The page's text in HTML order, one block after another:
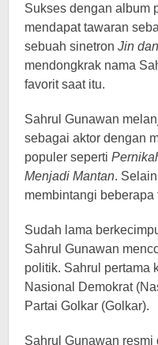
Sukses dengan album
mendapat tawaran
sebuah sinetron Jin
mendongkrak nama
favorit saat itu.
Sahrul Gunawan
sebagai aktor dengan
populer seperti
Menjadi Mantan.
membintangi
Sudah lama
Sahrul Gunawan
politik. Sahrul pertama
Nasional Demokrat
Partai Golkar (Golkar).
Sahrul Gunawan